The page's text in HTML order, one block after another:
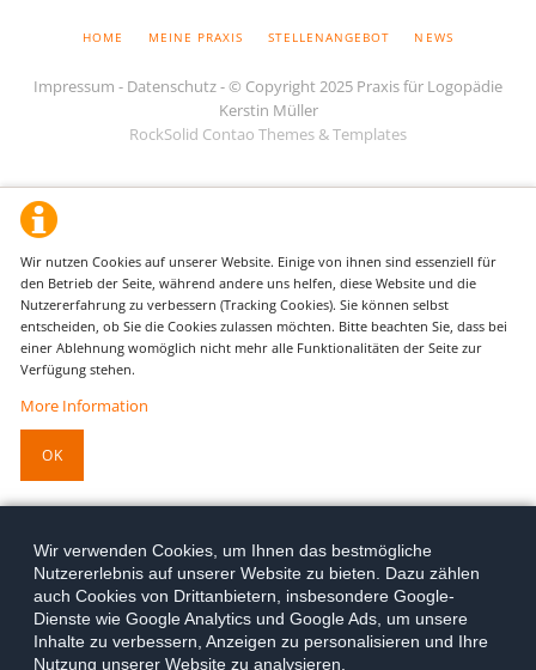
NAVIGATION
HOME MEINE PRAXIS STELLENANGEBOT NEWS
Impressum - Datenschutz- © Copyright 2025 Praxis für Logopädie
Kerstin Müller
RockSolid Contao Themes & Templates
Wir nutzen Cookies auf unserer Website. Einige von ihnen sind essenziell für
den Betrieb der Seite, während andere uns helfen, diese Website und die
Nutzererfahrung zu verbessern (Tracking Cookies). Sie können selbst
entscheiden, ob Sie die Cookies zulassen möchten. Bitte beachten Sie, dass bei
einer Ablehnung womöglich nicht mehr alle Funktionalitäten der Seite zur
Verfügung stehen.
More Information
OK
Wir verwenden Cookies, um Ihnen das bestmögliche
Nutzererlebnis auf unserer Website zu bieten. Dazu zählen
auch Cookies von Drittanbietern, insbesondere Google-
Dienste wie Google Analytics und Google Ads, um unsere
Inhalte zu verbessern, Anzeigen zu personalisieren und Ihre
Nutzung unserer Website zu analysieren.